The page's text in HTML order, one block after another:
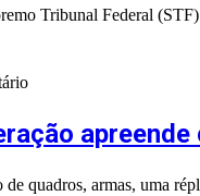
Tribunal Federal
quadros, armas, uma